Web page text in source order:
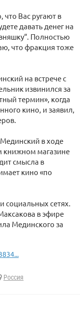
что Вас ругают в
давать денег на
Полностью
что фракция тоже
на встрече с
извинился за
термин», когда
кино, и заявил,
в ходе
книжном магазине
смысла в
кино «по
социальных сетях.
в эфире
Мединского за
Россия